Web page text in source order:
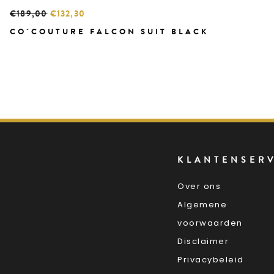
€189,00€132,30
CO´COUTURE FALCON SUIT BLACK
Over ons
Algemene
voorwaarden
Disclaimer
Privacybeleid